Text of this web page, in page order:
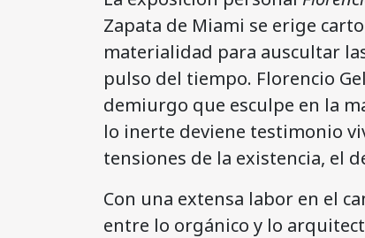
Zapata de Miami se erige
materialidad para auscultar
pulso del tiempo. Florencio
demiurgo que esculpe en la
lo inerte deviene testimonio
tensiones de la existencia, el
Con una extensa labor en el
entre lo orgánico y lo